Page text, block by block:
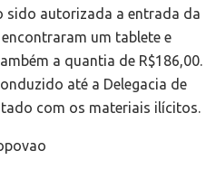
sido autorizada a entrada da
um tablete e
a quantia de R$186,00.
até a Delegacia de
com os materiais ilícitos.